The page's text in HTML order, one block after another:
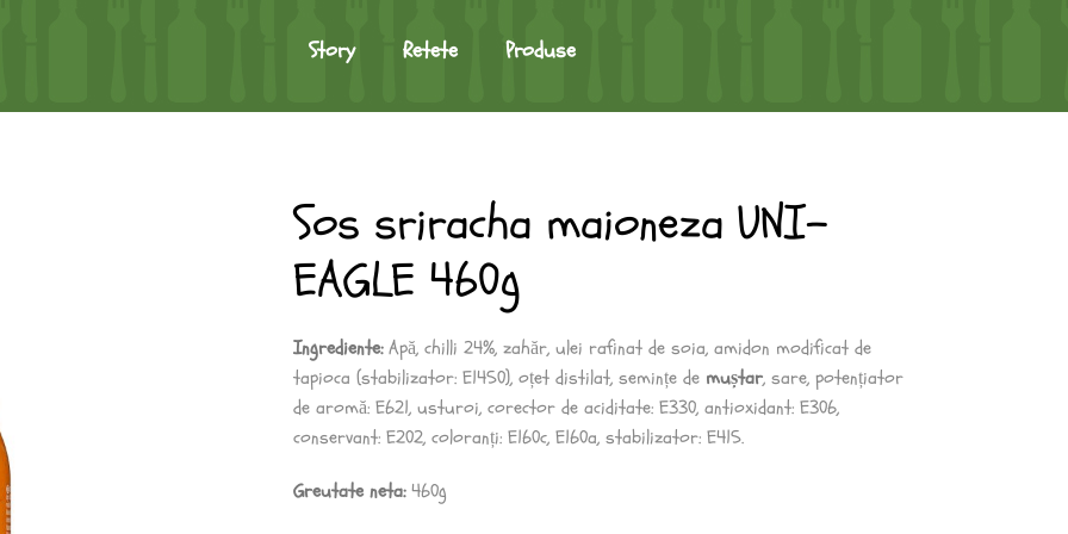
Story Retete Produse
Sos sriracha maioneza UNI-
EAGLE 460g
Ingrediente:Apă, chilli 24%, zahăr, ulei rafinat de soia, amidon modificat de
tapioca (stabilizator: E1450), oțet distilat, semințe de muștar, sare, potențiator
de aromă: E621, usturoi, corector de aciditate: E330, antioxidant: E306,
conservant: E202, coloranți: E160c, E160a, stabilizator: E415.
Greutate neta:460g